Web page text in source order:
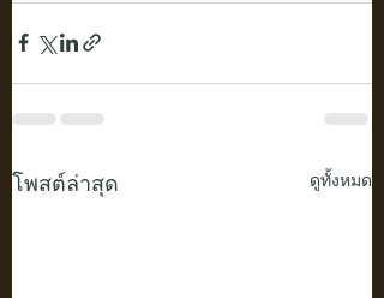
โพสต์ล่าสุด ดูทั้งหมด